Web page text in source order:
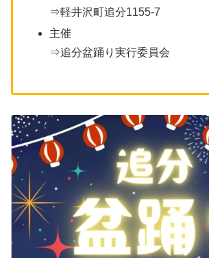
⇒軽井沢町追分1155-7
主催
⇒追分盆踊り実行委員会